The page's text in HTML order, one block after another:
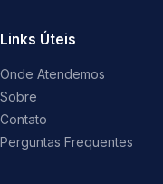
Links Úteis
Onde Atendemos
Sobre
Contato
Perguntas Frequentes